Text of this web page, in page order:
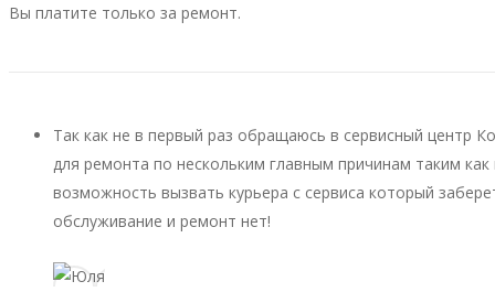
Вы платите только за ремонт.
Так как не в первый раз обращаюсь в сервисный центр
для ремонта по нескольким главным причинам таким
возможность вызвать курьера с сервиса который
обслуживание и ремонт нет!